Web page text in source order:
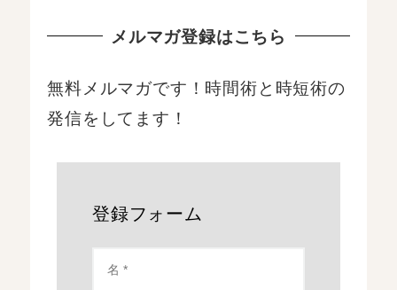
メルマガ登録はこちら
無料メルマガです！時間術と時短術の
発信をしてます！
登録フォーム